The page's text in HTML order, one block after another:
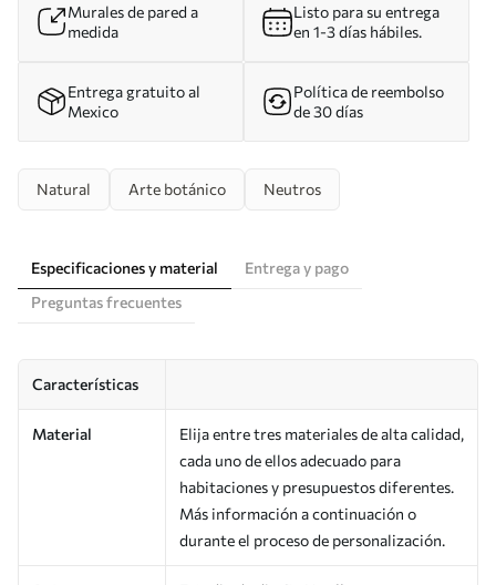
Murales de pared a
medida
Listo para su entrega
en 1-3 días hábiles.
Entrega gratuito al
Mexico
Política de reembolso
de 30 días
Natural Arte botánico Neutros
Especificaciones y material
Entrega y pago
Preguntas frecuentes
Características
Material
Elija entre tres materiales de alta calidad,
cada uno de ellos adecuado para
habitaciones y presupuestos diferentes.
Más información a continuación o
durante el proceso de personalización.